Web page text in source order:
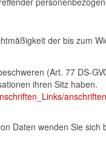
der bis zum
(Art. 77 DS-
ihren Sitz haben.
Daten wenden Sie sich